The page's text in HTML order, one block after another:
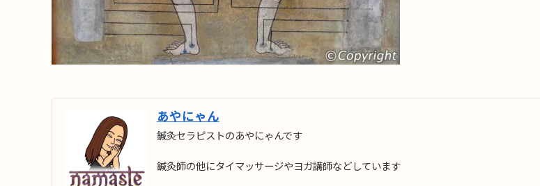
あやにゃん
鍼灸セラピストのあやにゃんです
鍼灸師の他にタイマッサージやヨガ講師などしています